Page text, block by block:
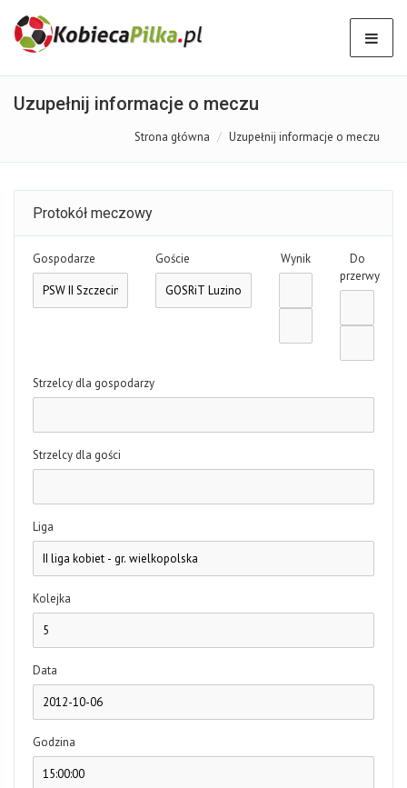
Uzupełnij informacje o meczu
Strona główna Uzupełnij informacje o meczu
Protokół meczowy
Gospodarze Goście Wynik
Do
przerwy
Strzelcy dla gospodarzy
Strzelcy dla gości
Liga
Kolejka
Data
Godzina